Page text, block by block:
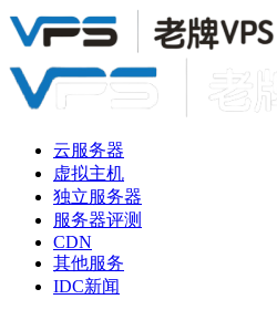
云服务器
虚拟主机
独立服务器
服务器评测
CDN
其他服务
IDC新闻